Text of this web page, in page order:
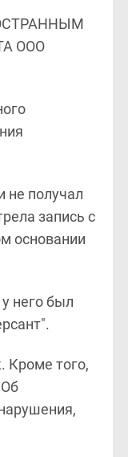
ООО
не получал
запись с
основании
него был
Кроме того,